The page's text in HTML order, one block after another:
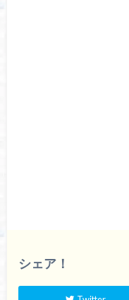
シェア！